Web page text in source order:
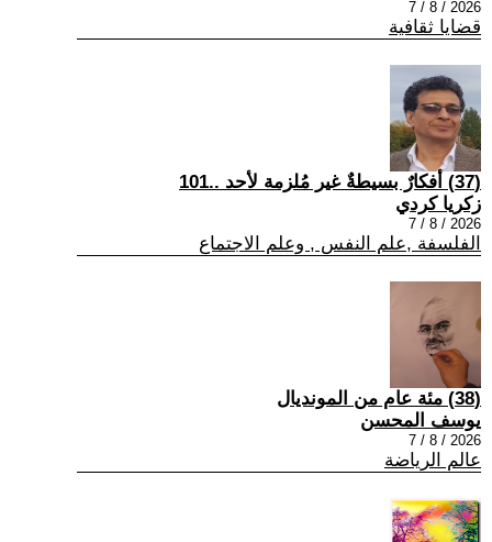
2026 / 8 / 7
قضايا ثقافية
(37) أفكارٌ بسيطةٌ غير مُلزمة لأحد ..101
زكريا كردي
2026 / 8 / 7
الفلسفة ,علم النفس , وعلم الاجتماع
(38) مئة عام من المونديال
يوسف المحسن
2026 / 8 / 7
عالم الرياضة